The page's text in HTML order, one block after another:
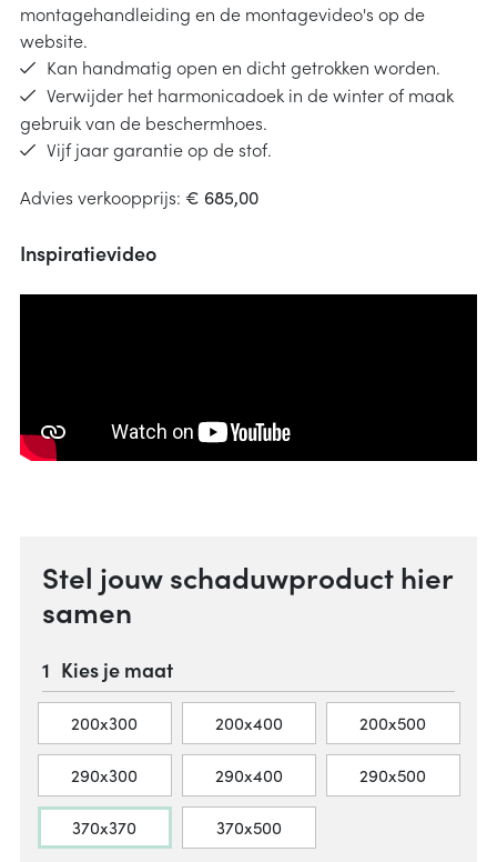
montagehandleiding en de montagevideo's op de
website.
Kan handmatig open en dicht getrokken worden.
Verwijder het harmonicadoek in de winter of maak
gebruik van de beschermhoes.
Vijf jaar garantie op de stof.
Advies verkoopprijs: € 685,00
Inspiratievideo
Stel jouw schaduwproduct hier
samen
Kies je maat
200x300 200x400 200x500
290x300 290x400 290x500
370x370 370x500